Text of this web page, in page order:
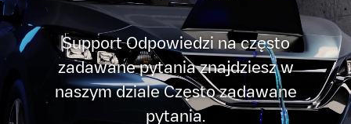
Support Odpowiedzi na często
zadawane pytania znajdziesz w
naszym dziale Często zadawane
pytania.